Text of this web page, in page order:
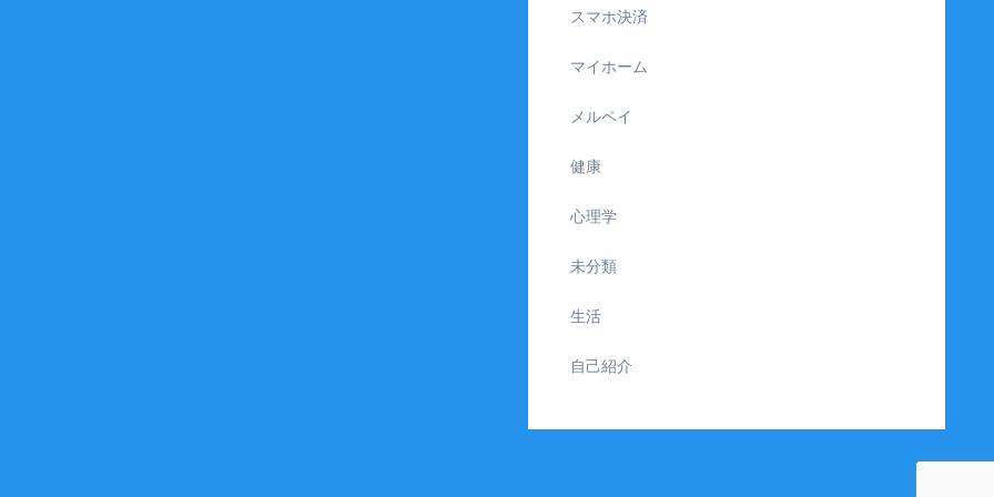
スマホ決済
マイホーム
メルペイ
健康
心理学
未分類
生活
自己紹介